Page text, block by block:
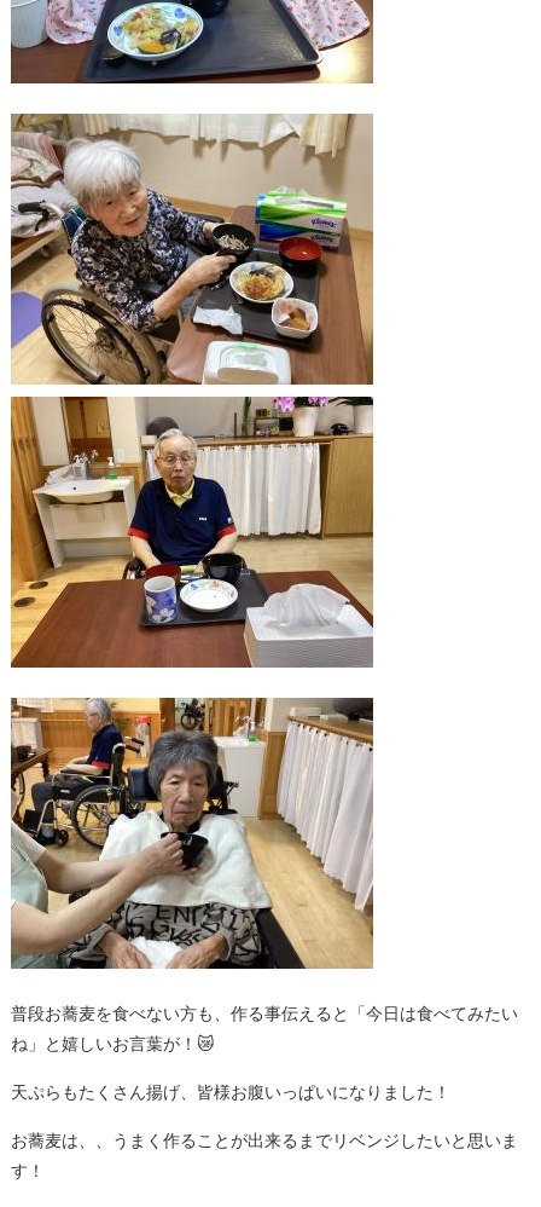
普段お蕎麦を食べない方も、作る事伝えると「今日は食べてみたい
ね」と嬉しいお言葉が！😿
天ぷらもたくさん揚げ、皆様お腹いっぱいになりました！
お蕎麦は、、うまく作ることが出来るまでリベンジしたいと思いま
す！